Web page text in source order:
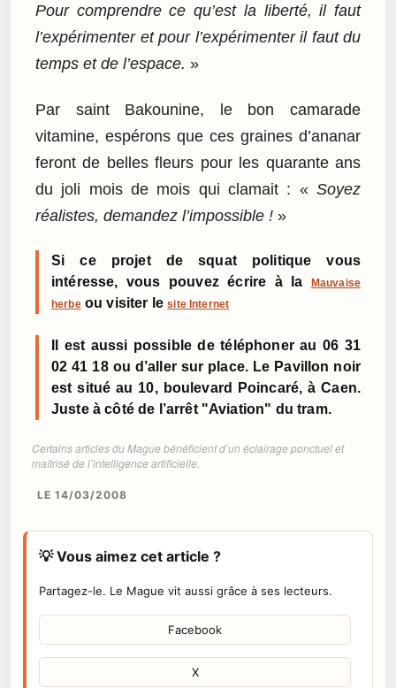
Pour comprendre ce qu’est la liberté, il faut
l’expérimenter et pour l’expérimenter il faut du
temps et de l’espace. »
Par saint Bakounine, le bon camarade
vitamine, espérons que ces graines d’ananar
feront de belles fleurs pour les quarante ans
du joli mois de mois qui clamait : « Soyez
réalistes, demandez l’impossible ! »
Si ce projet de squat politique vous
intéresse, vous pouvez écrire à la
Mauvaise
herbeou visiter lesite Internet
Il est aussi possible de téléphoner au 06 31
02 41 18 ou d’aller sur place. Le Pavillon noir
est situé au 10, boulevard Poincaré, à Caen.
Juste à côté de l’arrêt "Aviation" du tram.
Certains articles du Mague bénéficient d’un éclairage ponctuel et
maîtrisé de l’intelligence artificielle.
LE 14/03/2008
💡 Vous aimez cet article ?
Partagez-le. Le Mague vit aussi grâce à ses lecteurs.
Facebook
X